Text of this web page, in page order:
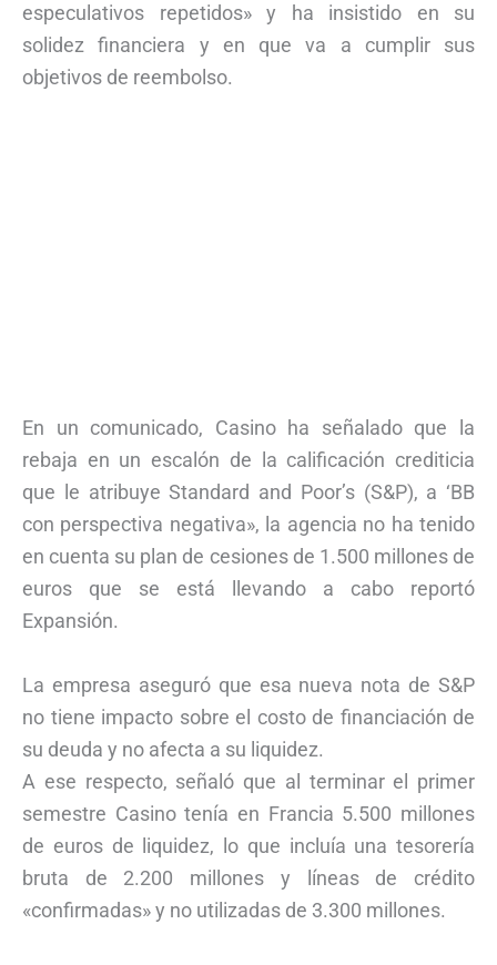
especulativos repetidos» y ha insistido en su
solidez financiera y en que va a cumplir sus
objetivos de reembolso.
En un comunicado, Casino ha señalado que la
rebaja en un escalón de la calificación crediticia
que le atribuye Standard and Poor’s (S&P), a ‘BB
con perspectiva negativa», la agencia no ha tenido
en cuenta su plan de cesiones de 1.500 millones de
euros que se está llevando a cabo reportó
Expansión.
La empresa aseguró que esa nueva nota de S&P
no tiene impacto sobre el costo de financiación de
su deuda y no afecta a su liquidez.
A ese respecto, señaló que al terminar el primer
semestre Casino tenía en Francia 5.500 millones
de euros de liquidez, lo que incluía una tesorería
bruta de 2.200 millones y líneas de crédito
«confirmadas» y no utilizadas de 3.300 millones.